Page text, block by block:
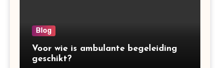
Blog
Voor wie is ambulante begeleiding
geschikt?